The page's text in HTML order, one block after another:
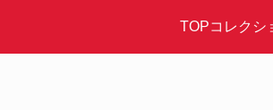
TOPコレクシ